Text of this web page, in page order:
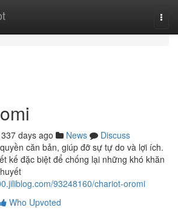
337 days ago News
Discuss
căn bản, giúp đỡ sự tự do và lợi ích.
kế đặc biệt để chống lại những khó khăn
93248160/chariot-oromi
Who Upvoted